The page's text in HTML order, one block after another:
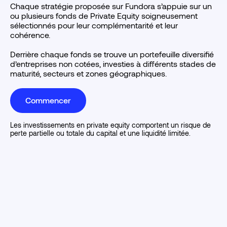
Chaque stratégie proposée sur Fundora s’appuie sur un
ou plusieurs fonds de Private Equity soigneusement
sélectionnés pour leur complémentarité et leur
cohérence.
Derrière chaque fonds se trouve un portefeuille diversifié
d’entreprises non cotées, investies à différents stades de
maturité, secteurs et zones géographiques.
Commencer
Les investissements en private equity comportent un risque de
perte partielle ou totale du capital et une liquidité limitée.